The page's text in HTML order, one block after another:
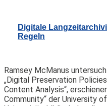
Digitale
Regeln
Ramsey McManus
„Digital Preservation
Content Analysis“,
Community“ der University